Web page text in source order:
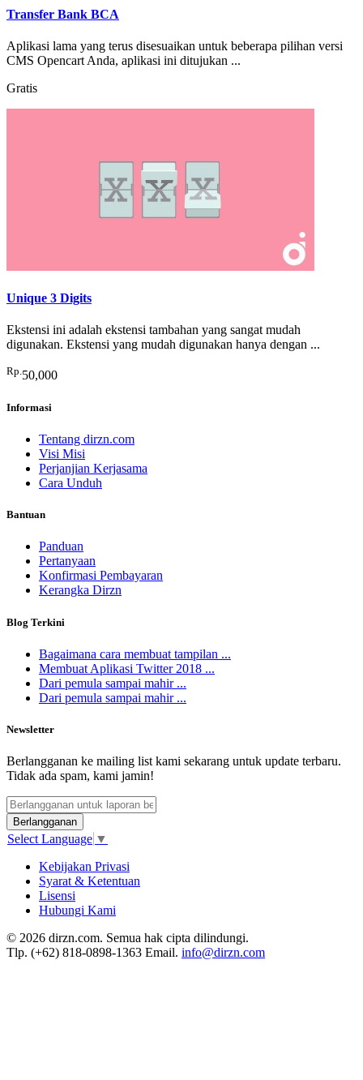
Transfer Bank BCA
Aplikasi lama yang terus disesuaikan untuk beberapa pilihan versi
CMS Opencart Anda, aplikasi ini ditujukan ...
Gratis
Unique 3 Digits
Ekstensi ini adalah ekstensi tambahan yang sangat mudah
digunakan. Ekstensi yang mudah digunakan hanya dengan ...
Rp.50,000
Informasi
Tentang dirzn.com
Visi Misi
Perjanjian Kerjasama
Cara Unduh
Bantuan
Panduan
Pertanyaan
Konfirmasi Pembayaran
Kerangka Dirzn
Blog Terkini
Bagaimana cara membuat tampilan ...
Membuat Aplikasi Twitter 2018 ...
Dari pemula sampai mahir ...
Dari pemula sampai mahir ...
Newsletter
Berlangganan ke mailing list kami sekarang untuk update terbaru.
Tidak ada spam, kami jamin!
Berlangganan
Select Language ▼
Kebijakan Privasi
Syarat & Ketentuan
Lisensi
Hubungi Kami
© 2026 dirzn.com. Semua hak cipta dilindungi.
Tlp. (+62) 818-0898-1363 Email. info@dirzn.com